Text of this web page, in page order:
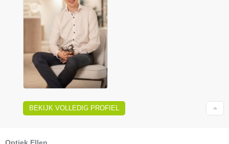
BEKIJK VOLLEDIG PROFIEL